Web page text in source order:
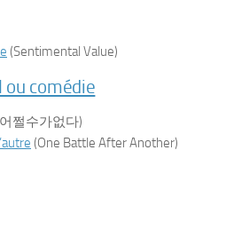
(Sentimental Value)
comédie
쩔수가없다)
(One Battle After Another)